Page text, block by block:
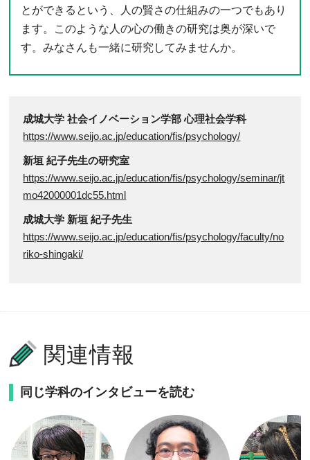
とができるという、人の賢さの仕組みの一つでもあり
ます。このような人の心の働きの研究は奥が深いで
す。みなさんも一緒に研究してみませんか。
成城大学 社会イノベーション学部 心理社会学科
https://www.seijo.ac.jp/education/fis/psychology/
新垣 紀子先生の研究室
https://www.seijo.ac.jp/education/fis/psychology/seminar/jt
mo42000001dc55.html
成城大学 新垣 紀子先生
https://www.seijo.ac.jp/education/fis/psychology/faculty/no
riko-shingaki/
関連情報
同じ学科のインタビューを読む